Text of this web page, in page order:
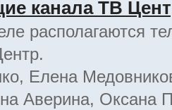
канала ТВ
располагаются
Елена
Аверина, Оксана